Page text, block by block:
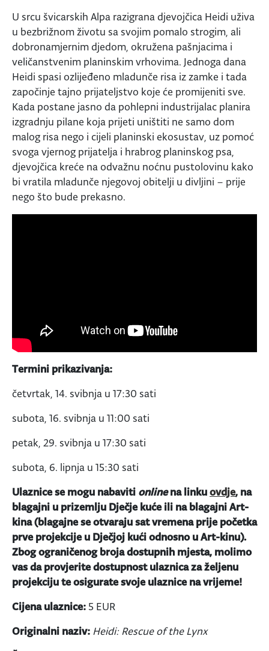
U srcu švicarskih Alpa razigrana djevojčica Heidi uživa
u bezbrižnom životu sa svojim pomalo strogim, ali
dobronamjernim djedom, okružena pašnjacima i
veličanstvenim planinskim vrhovima. Jednoga dana
Heidi spasi ozlijeđeno mladunče risa iz zamke i tada
započinje tajno prijateljstvo koje će promijeniti sve.
Kada postane jasno da pohlepni industrijalac planira
izgradnju pilane koja prijeti uništiti ne samo dom
malog risa nego i cijeli planinski ekosustav, uz pomoć
svoga vjernog prijatelja i hrabrog planinskog psa,
djevojčica kreće na odvažnu noćnu pustolovinu kako
bi vratila mladunče njegovoj obitelji u divljini – prije
nego što bude prekasno.
Termini prikazivanja:
četvrtak, 14. svibnja u 17:30 sati
subota, 16. svibnja u 11:00 sati
petak, 29. svibnja u 17:30 sati
subota, 6. lipnja u 15:30 sati
Ulaznice se mogu nabaviti onlinena linkuovdje, na
blagajni u prizemlju Dječje kuće ili na blagajni Art-
kina (blagajne se otvaraju sat vremena prije početka
prve projekcije u Dječjoj kući odnosno u Art-kinu).
Zbog ograničenog broja dostupnih mjesta, molimo
vas da provjerite dostupnost ulaznica za željenu
projekciju te osigurate svoje ulaznice na vrijeme!
Cijena ulaznice: 5 EUR
Originalni naziv: Heidi: Rescue of the Lynx